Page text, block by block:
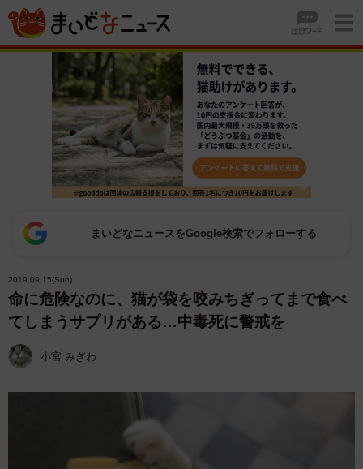
まいどなニュースをGoogle検索でフォローする
2019.09.15(Sun)
命に危険なのに、猫が袋を咬みちぎってまで食べ
てしまうサプリがある…中毒死に警戒を
小宮 みぎわ